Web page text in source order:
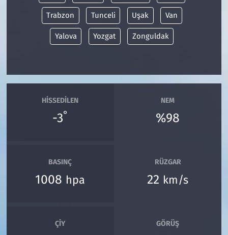
Trabzon Tunceli Uşak Van
Yalova Yozgat Zonguldak
HISSEDILEN
-3°
NEM
%98
BASINÇ
1008 hpa
RÜZGAR
22 km/s
ÇIY GÖRÜŞ